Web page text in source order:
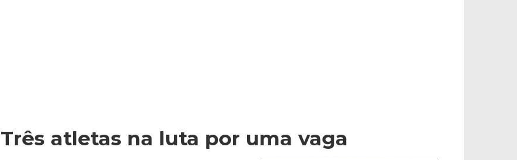
Três atletas na luta por uma vaga